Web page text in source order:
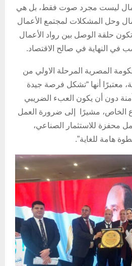
ليست مجرد صوت فقط، بل هي
وحل المشكلات لمجتمع الأعمال
حلقة الوصل بين رواد الأعمال
في النهاية في صالح الاقتصاد.
المصرية المرحلة الاولي من
معتبرًا أنها “تشكل فرصة جيدة
دون أن يكون العبء الضريبي
الخاص، مشيرًا إلى ضرورة العمل
للاستثمار الصناعي،
هامة للغاية”.